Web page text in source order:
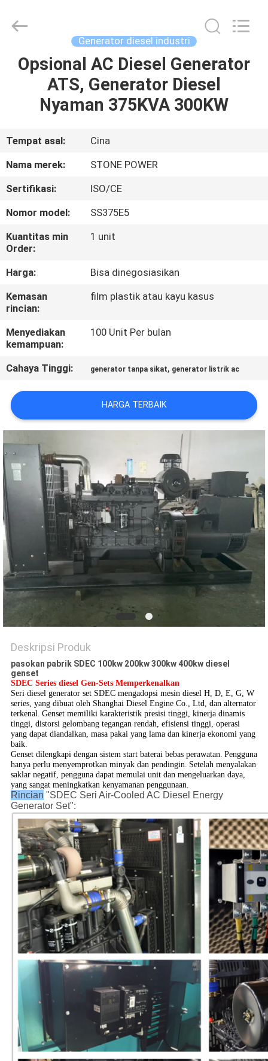
RUMAH
PRODUK
TENTANG
KAMI
TUR
PABRIK
KONTROL
KUALITAS
HUBUNGI
KAMI
PERMINTAAN
PENAWARAN
SITEMAP
PRIVACY
POLICY
POWER
CO.,LTD.
Reserved.
Generator diesel industri
Opsional AC Diesel Generator
ATS, Generator Diesel
Nyaman 375KVA 300KW
Tempat asal:
Cina
Nama merek:
STONE POWER
Sertifikasi:
ISO/CE
Nomor model:
SS375E5
Kuantitas min
Order:
1 unit
Harga:
Bisa dinegosiasikan
Kemasan
rincian:
film plastik atau kayu kasus
Menyediakan
kemampuan:
100 Unit Per bulan
Cahaya Tinggi: generator tanpa sikat, generator listrik ac
HARGA TERBAIK
Deskripsi Produk
pasokan pabrik SDEC 100kw 200kw 300kw 400kw diesel
genset
SDEC Series diesel Gen-Sets Memperkenalkan
Seri diesel generator set SDEC mengadopsi mesin diesel H, D, E, G, W
series, yang dibuat oleh Shanghai Diesel Engine Co., Ltd, dan alternator
terkenal. Genset memiliki karakteristik presisi tinggi, kinerja dinamis
tinggi, distorsi gelombang tegangan rendah, efisiensi tinggi, operasi
yang dapat diandalkan, masa pakai yang lama dan kinerja ekonomi yang
baik.
Genset dilengkapi dengan sistem start baterai bebas perawatan. Pengguna
hanya perlu menyemprotkan minyak dan pendingin. Setelah menyalakan
saklar negatif, pengguna dapat memulai unit dan mengeluarkan daya,
yang sangat meningkatkan kenyamanan penggunaan.
Rincian "SDEC Seri Air-Cooled AC Diesel Energy
Generator Set":